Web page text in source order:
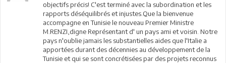
objectifs précis! C'est terminé avec la subordination et les
rapports déséquilibrés et injustes.Que la bienvenue
accompagne en Tunisie le nouveau Premier Ministre
M.RENZI,digne Représentant d' un pays ami et voisin. Notre
pays n'oublie jamais les substantielles aides que l'Italie a
apportées durant des décennies au développement de la
Tunisie et qui se sont concrétisées par des projets reconnus